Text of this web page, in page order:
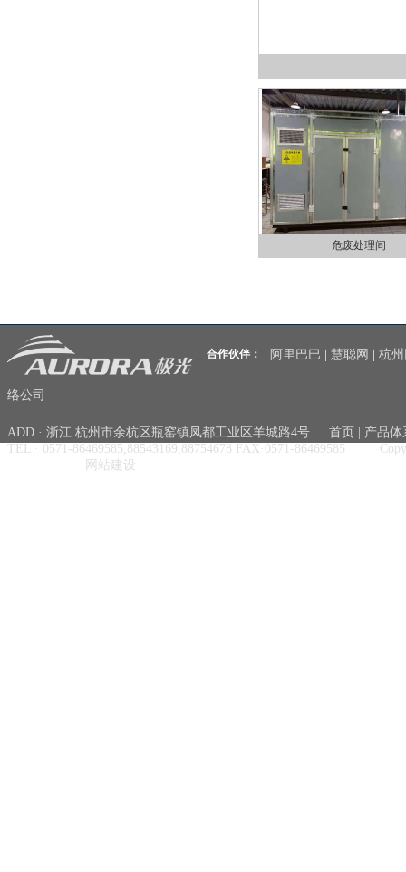
危废处理间
合作伙伴： 阿里巴巴 慧聪网 杭
络公司
ADD · 浙江 杭州市余杭区瓶窑镇凤都工业区羊城路4号 首页
产品体
TEL · 0571-86469585,88543169,88754678
FAX·0571-86469585
网站建设